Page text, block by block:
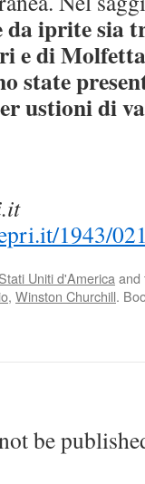
da iprite sia
e di
state
ustioni di
1943/
Stati Uniti d'America
, Winston Churchill.
be